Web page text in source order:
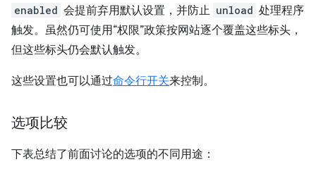
enabled 会提前弃用默认设置，并防止 unload 处理程序
触发。虽然仍可使用“权限”政策按网站逐个覆盖这些标头，
但这些标头仍会默认触发。
这些设置也可以通过命令行开关来控制。
选项比较
下表总结了前面讨论的选项的不同用途：